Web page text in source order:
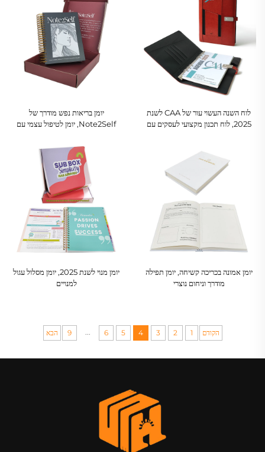
לוח השנה העשוי עור של CAA לשנת
2025, לוח תכנון מקצועי לעסקים עם
יומן בריאות נפש מודרך של
Note2Self, יומן לטיפול עצמי עם
יומן אמונה בכריכה קשיחה, יומן תפילה
מודרך וניחום נוצרי
יומן מנוי לשנת 2025, יומן מסלול עגול
למנויים
הקודם 1
2
3
4
5
6
...
9 הבא